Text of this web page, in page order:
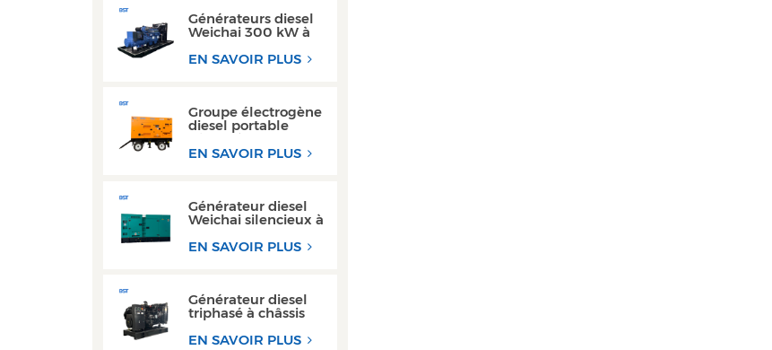
Générateurs diesel
Weichai 300 kW à
les opérations de
EN SAVOIR PLUS
Groupe électrogène
diesel portable
triphasé super
silencieux de type
EN SAVOIR PLUS
Générateur diesel
Weichai silencieux à
150 kVA à 200 kVA
EN SAVOIR PLUS
Générateur diesel
triphasé à châssis
ouvert haute
performance avec
EN SAVOIR PLUS